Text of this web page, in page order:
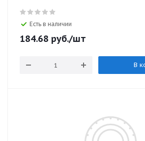
Есть в наличии
184.68 руб./шт
В